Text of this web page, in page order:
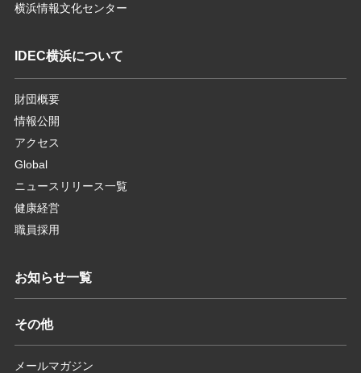
横浜情報文化センター
IDEC横浜について
財団概要
情報公開
アクセス
Global
ニュースリリース一覧
健康経営
職員採用
お知らせ一覧
その他
メールマガジン